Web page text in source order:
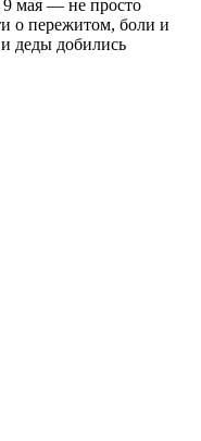
9 мая — не просто
о пережитом, боли и
деды добились